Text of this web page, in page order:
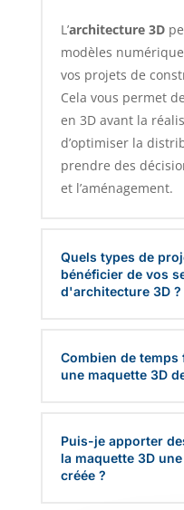
L’architecture 3D
modèles
vos projets de
Cela vous permet
en 3D avant la
d’optimiser la
prendre des
et l’aménagement.
Quels types de
bénéficier de vos
d'architecture 3D ?
Combien de
une maquette 3D
Puis-je apporter
la maquette 3D
créée ?